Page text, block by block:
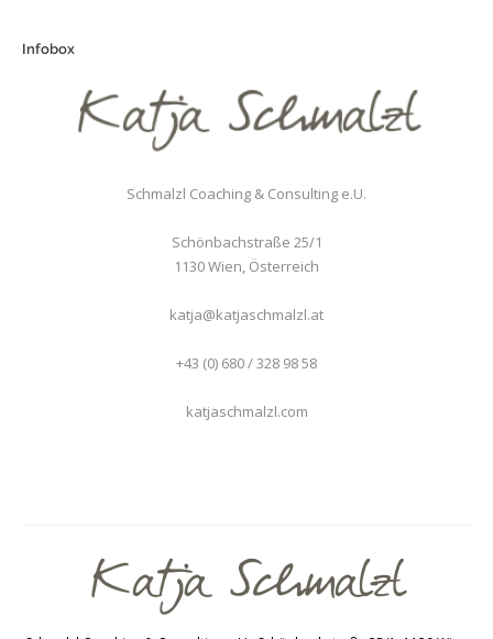
Infobox
Schmalzl Coaching & Consulting e.U.
Schönbachstraße 25/1
1130Wien, Österreich
katja@katjaschmalzl.at
+43 (0) 680 / 328 98 58
katjaschmalzl.com